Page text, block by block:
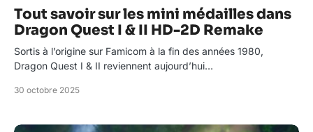
Tout savoir sur les mini médailles dans
Dragon Quest I & II HD-2D Remake
Sortis à l’origine sur Famicom à la fin des années 1980,
Dragon Quest I & II reviennent aujourd’hui…
30 octobre 2025